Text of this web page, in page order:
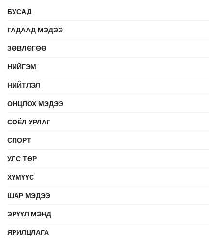
БУСАД
ГАДААД МЭДЭЭ
ЗӨВЛӨГӨӨ
НИЙГЭМ
НИЙТЛЭЛ
ОНЦЛОХ МЭДЭЭ
СОЁЛ УРЛАГ
СПОРТ
УЛС ТӨР
ХҮМҮҮС
ШАР МЭДЭЭ
ЭРҮҮЛ МЭНД
ЯРИЛЦЛАГА